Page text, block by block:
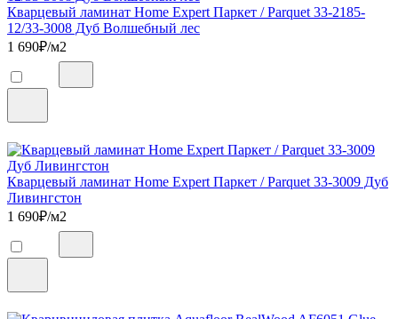
Кварцевый ламинат Home Expert Паркет / Parquet 33-2185-
12/33-3008 Дуб Волшебный лес
1 690₽/м2
Кварцевый ламинат Home Expert Паркет / Parquet 33-3009 Дуб
Ливингстон
1 690₽/м2